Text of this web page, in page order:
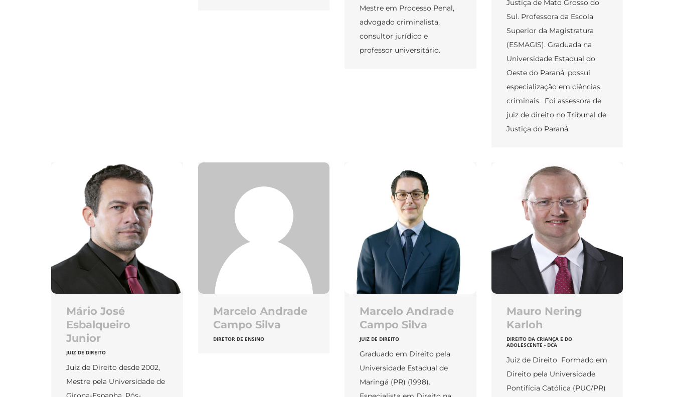
Mestre em Processo Penal,
advogado criminalista,
consultor jurídico e
professor universitário.
Justiça de Mato Grosso do
Sul. Professora da Escola
Superior da Magistratura
(ESMAGIS). Graduada na
Universidade Estadual do
Oeste do Paraná, possui
especialização em ciências
criminais. Foi assessora de
juiz de direito no Tribunal de
Justiça do Paraná.
Mário José
Esbalqueiro
Junior
JUIZ DE DIREITO
Juiz de Direito desde 2002,
Mestre pela Universidade de
Marcelo Andrade
Campo Silva
DIRETOR DE ENSINO
Marcelo Andrade
Campo Silva
JUIZ DE DIREITO
Graduado em Direito pela
Universidade Estadual de
Maringá (PR) (1998).
Mauro Nering
Karloh
DIREITO DA CRIANÇA E DO
ADOLESCENTE - DCA
Juiz de Direito Formado em
Direito pela Universidade
Pontifícia Católica (PUC/PR)